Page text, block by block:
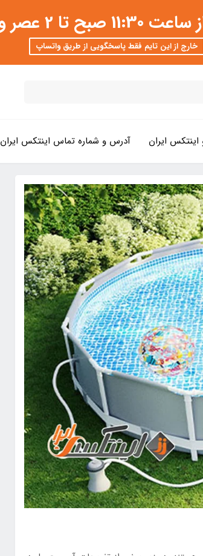
پذیر است
خارج از این تایم فقط پاسخگویی از طریق واتساپ
اینتکس ایران آدرس و شماره تماس اینتکس ایران